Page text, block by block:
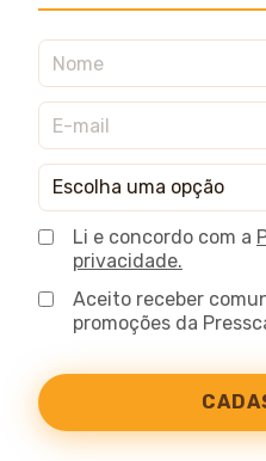
Li e concordo com a
privacidade.
Aceito receber
promoções da